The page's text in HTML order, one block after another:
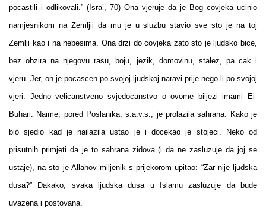
pocastili i odlikovali.” (Isra’, 70) Ona vjeruje da je Bog covjeka ucinio
namjesnikom na Zemljii da mu je u sluzbu stavio sve sto je na toj
Zemlji kao i na nebesima. Ona drzi do covjeka zato sto je ljudsko bice,
bez obzira na njegovu rasu, boju, jezik, domovinu, stalez, pa cak i
vjeru. Jer, on je pocascen po svojoj ljudskoj naravi prije nego li po svojoj
vjeri. Jedno velicanstveno svjedocanstvo o ovome biljezi imami El-
Buhari. Naime, pored Poslanika, s.a.v.s., je prolazila sahrana. Kako je
bio sjedio kad je nailazila ustao je i docekao je stojeci. Neko od
prisutnih primjeti da je to sahrana zidova (i da ne zasluzuje da joj se
ustaje), na sto je Allahov miljenik s prijekorom upitao: “Zar nije ljudska
dusa?” Dakako, svaka ljudska dusa u Islamu zasluzuje da bude
uvazena i postovana.